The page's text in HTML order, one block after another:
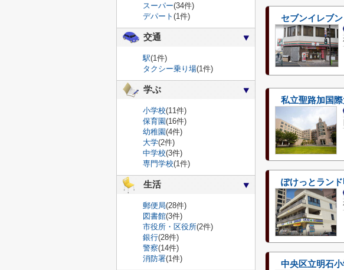
セブンイレブ
私立聖路加国
ぽけっとラン
中央区立明石
スーパー(34件)
デパート (1件)
交通
駅(1件)
タクシー乗り場(1件)
学ぶ
小学校(11件)
保育園(16件)
幼稚園(4件)
大学(2件)
中学校(3件)
専門学校(1件)
生活
郵便局(28件)
図書館(3件)
市役所・区役所(2件)
銀行(28件)
警察(14件)
消防署(1件)